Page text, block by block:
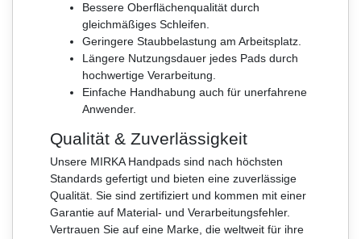
Bessere Oberflächenqualität durch
gleichmäßiges Schleifen.
Geringere Staubbelastung am Arbeitsplatz.
Längere Nutzungsdauer jedes Pads durch
hochwertige Verarbeitung.
Einfache Handhabung auch für unerfahrene
Anwender.
Qualität & Zuverlässigkeit
Unsere MIRKA Handpads sind nach höchsten
Standards gefertigt und bieten eine zuverlässige
Qualität. Sie sind zertifiziert und kommen mit einer
Garantie auf Material- und Verarbeitungsfehler.
Vertrauen Sie auf eine Marke, die weltweit für ihre